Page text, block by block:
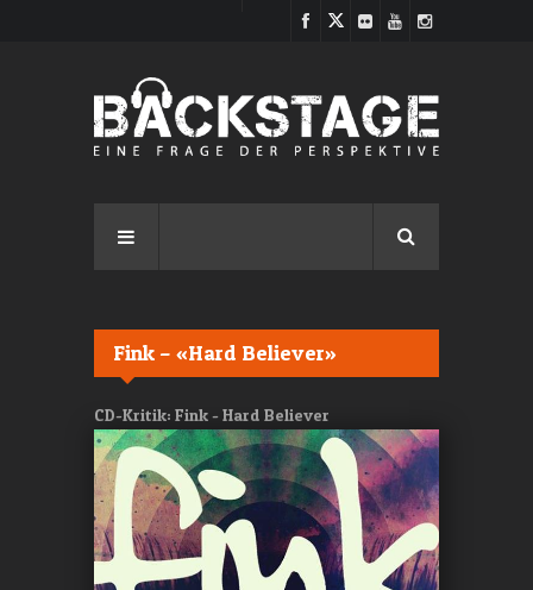
Fink – «Hard Believer»
CD-Kritik: Fink - Hard Believer